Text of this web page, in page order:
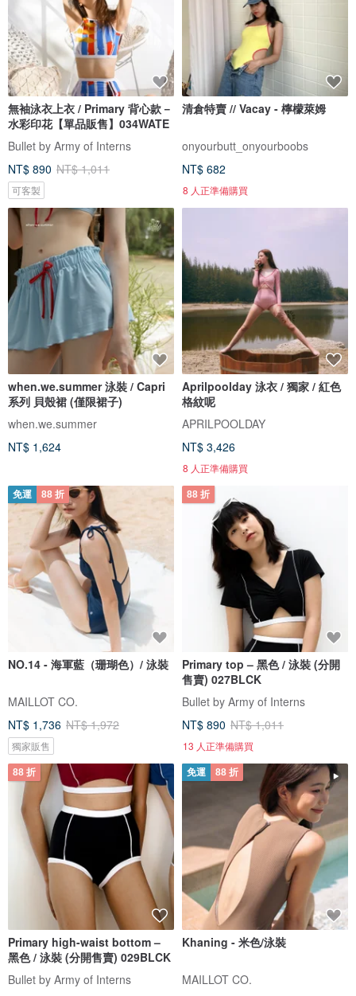
無袖泳衣上衣 / Primary 背心款－
水彩印花【單品販售】034WATE
Bullet by Army of Interns
NT$ 890 NT$ 1,011
可客製
清倉特賣 // Vacay - 檸檬萊姆
onyourbutt_onyourboobs
NT$ 682
8 人正準備購買
when.we.summer 泳裝 / Capri
系列 貝殼裙 (僅限裙子)
when.we.summer
NT$ 1,624
Aprilpoolday 泳衣 / 獨家 / 紅色
格紋呢
APRILPOOLDAY
NT$ 3,426
8 人正準備購買
免運 88 折
NO.14 - 海軍藍（珊瑚色）/ 泳裝
MAILLOT CO.
NT$ 1,736 NT$ 1,972
獨家販售
88 折
Primary top – 黑色 / 泳裝 (分開
售賣) 027BLCK
Bullet by Army of Interns
NT$ 890 NT$ 1,011
13 人正準備購買
88 折
Primary high-waist bottom –
黑色 / 泳裝 (分開售賣) 029BLCK
Bullet by Army of Interns
免運 88 折
Khaning - 米色/泳裝
MAILLOT CO.